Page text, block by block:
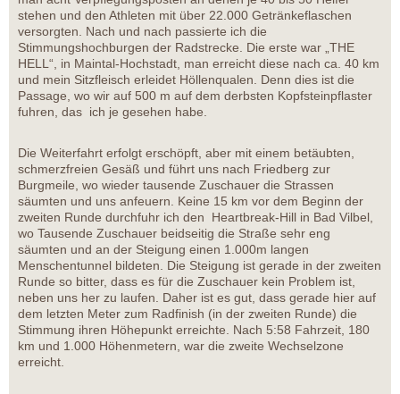
stehen und den Athleten mit über 22.000 Getränkeflaschen
versorgten. Nach und nach passierte ich die
Stimmungshochburgen der Radstrecke. Die erste war „THE
HELL“, in Maintal-Hochstadt, man erreicht diese nach ca. 40 km
und mein Sitzfleisch erleidet Höllenqualen. Denn dies ist die
Passage, wo wir auf 500 m auf dem derbsten Kopfsteinpflaster
fuhren, das ich je gesehen habe.
Die Weiterfahrt erfolgt erschöpft, aber mit einem betäubten,
schmerzfreien Gesäß und führt uns nach Friedberg zur
Burgmeile, wo wieder tausende Zuschauer die Strassen
säumten und uns anfeuern. Keine 15 km vor dem Beginn der
zweiten Runde durchfuhr ich den Heartbreak-Hill in Bad Vilbel,
wo Tausende Zuschauer beidseitig die Straße sehr eng
säumten und an der Steigung einen 1.000m langen
Menschentunnel bildeten. Die Steigung ist gerade in der zweiten
Runde so bitter, dass es für die Zuschauer kein Problem ist,
neben uns her zu laufen. Daher ist es gut, dass gerade hier auf
dem letzten Meter zum Radfinish (in der zweiten Runde) die
Stimmung ihren Höhepunkt erreichte. Nach 5:58 Fahrzeit, 180
km und 1.000 Höhenmetern, war die zweite Wechselzone
erreicht.